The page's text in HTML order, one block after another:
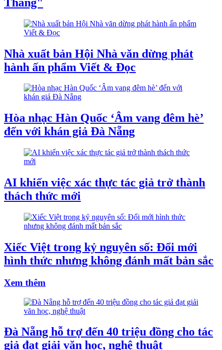
Nhà xuất bản Hội Nhà văn dừng phát
hành ấn phẩm Viết & Đọc
Hòa nhạc Hàn Quốc ‘Âm vang đêm hè’
đến với khán giả Đà Nẵng
AI khiến việc xác thực tác giả trở thành
thách thức mới
Xiếc Việt trong kỷ nguyên số: Đổi mới
hình thức nhưng không đánh mất bản sắc
Xem thêm
Đà Nẵng hỗ trợ đến 40 triệu đồng cho tác
giả đạt giải văn học, nghệ thuật